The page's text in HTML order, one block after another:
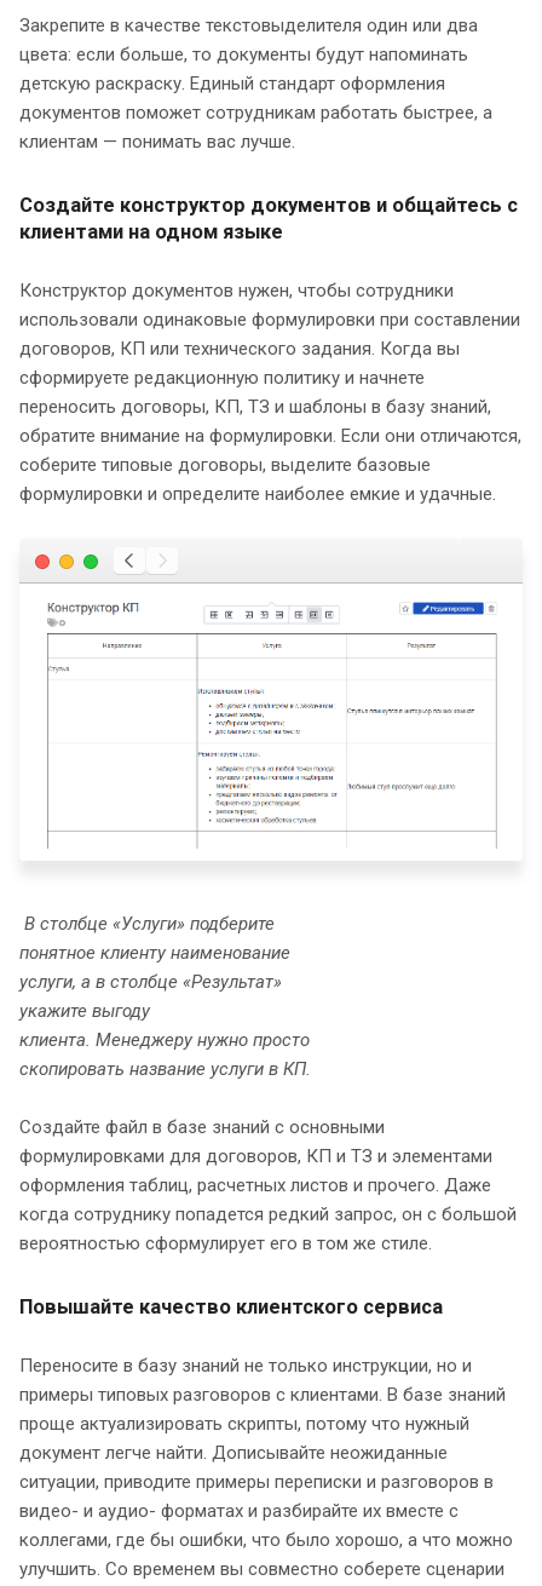
Закрепите в качестве текстовыделителя один или два
цвета: если больше, то документы будут напоминать
детскую раскраску. Единый стандарт оформления
документов поможет сотрудникам работать быстрее, а
клиентам — понимать вас лучше.
Создайте конструктор документов и общайтесь с
клиентами на одном языке
Конструктор документов нужен, чтобы сотрудники
использовали одинаковые формулировки при составлении
договоров, КП или технического задания. Когда вы
сформируете редакционную политику и начнете
переносить договоры, КП, ТЗ и шаблоны в базу знаний,
обратите внимание на формулировки. Если они отличаются,
соберите типовые договоры, выделите базовые
формулировки и определите наиболее емкие и удачные.
В столбце «Услуги» подберите
понятное клиенту наименование
услуги, а в столбце «Результат»
укажите выгоду
клиента. Менеджеру нужно просто
скопировать название услуги в КП.
Создайте файл в базе знаний с основными
формулировками для договоров, КП и ТЗ и элементами
оформления таблиц, расчетных листов и прочего. Даже
когда сотруднику попадется редкий запрос, он с большой
вероятностью сформулирует его в том же стиле.
Повышайте качество клиентского сервиса
Переносите в базу знаний не только инструкции, но и
примеры типовых разговоров с клиентами. В базе знаний
проще актуализировать скрипты, потому что нужный
документ легче найти. Дописывайте неожиданные
ситуации, приводите примеры переписки и разговоров в
видео- и аудио- форматах и разбирайте их вместе с
коллегами, где бы ошибки, что было хорошо, а что можно
улучшить. Со временем вы совместно соберете сценарии